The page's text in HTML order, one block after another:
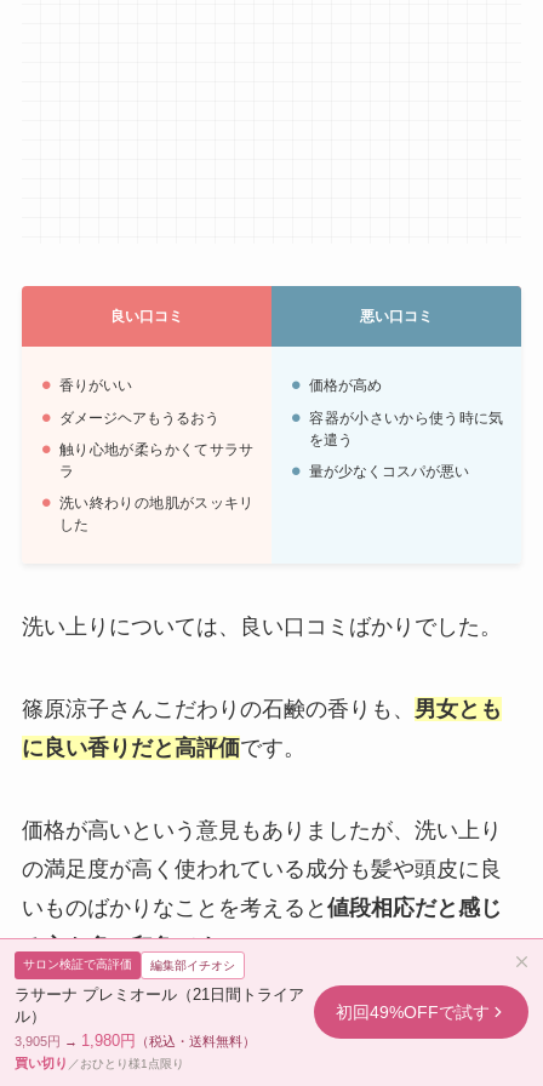
良い口コミ 悪い口コミ
香りがいい
ダメージヘアもうるおう
触り心地が柔らかくてサラサ
ラ
洗い終わりの地肌がスッキリ
した
価格が高め
容器が小さいから使う時に気
を遣う
量が少なくコスパが悪い
洗い上りについては、良い口コミばかりでした。
篠原涼子さんこだわりの石鹸の香りも、 男女とも
に良い香りだと高評価です。
価格が高いという意見もありましたが、洗い上り
の満足度が高く使われている成分も髪や頭皮に良
いものばかりなことを考えると 値段相応だと感じ
る方も多い印象です。
悪い口コミもありましたがもちろん満足している
方も多いです。
サロン検証で高評価 編集部イチオシ
ラサーナ プレミオール（21日間トライア
ル）
3,905円 → 1,980円
（税込・送料無料）
買い切り ／おひとり様1点限り
初回49%OFFで試す